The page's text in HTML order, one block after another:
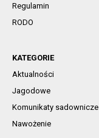
Regulamin
RODO
KATEGORIE
Aktualności
Jagodowe
Komunikaty sadownicze
Nawożenie